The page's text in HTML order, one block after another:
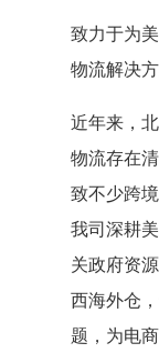
致力于为
物流解决
近年来，
物流存在
致不少跨
我司深耕
关政府资
西海外仓
题，为电